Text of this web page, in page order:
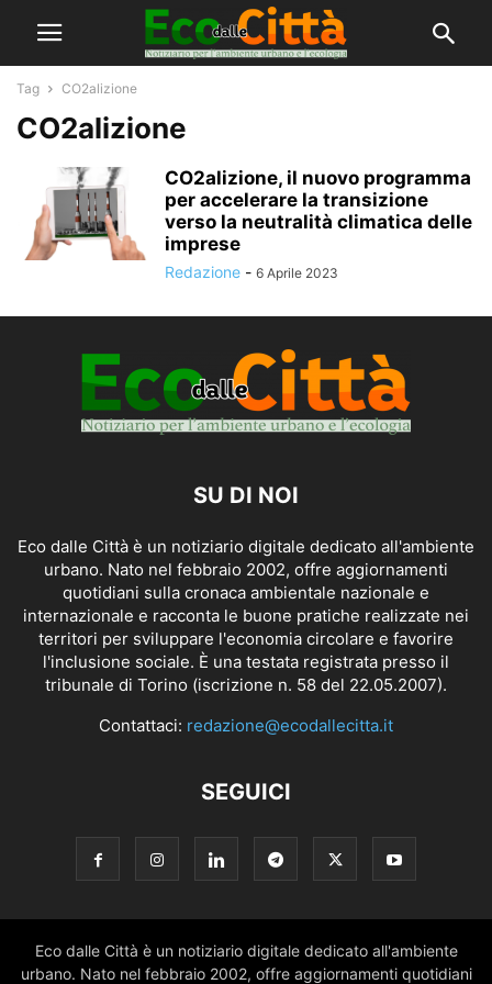
Tag CO2alizione
CO2alizione
CO2alizione, il nuovo programma
per accelerare la transizione
verso la neutralità climatica delle
imprese
Redazione - 6 Aprile 2023
SU DI NOI
Eco dalle Città è un notiziario digitale dedicato all'ambiente
urbano. Nato nel febbraio 2002, offre aggiornamenti
quotidiani sulla cronaca ambientale nazionale e
internazionale e racconta le buone pratiche realizzate nei
territori per sviluppare l'economia circolare e favorire
l'inclusione sociale. È una testata registrata presso il
tribunale di Torino (iscrizione n. 58 del 22.05.2007).
Contattaci: redazione@ecodallecitta.it
SEGUICI
Eco dalle Città è un notiziario digitale dedicato all'ambiente
urbano. Nato nel febbraio 2002, offre aggiornamenti quotidiani